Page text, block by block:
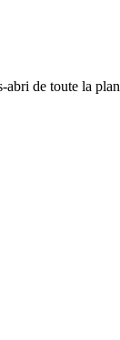
de toute la